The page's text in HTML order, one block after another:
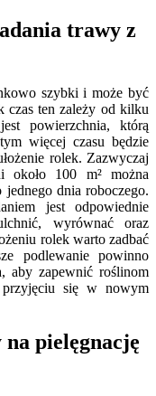
trawy z
szybki i może być
czas ten zależy od kilku
powierzchnia, którą
więcej czasu będzie
rolek. Zazwyczaj
około 100 m² można
dnia roboczego.
jest odpowiednie
wyrównać oraz
rolek warto zadbać
podlewanie powinno
aby zapewnić roślinom
się w nowym
na pielęgnację